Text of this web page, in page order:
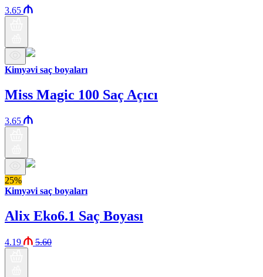
3.65
Kimyəvi saç boyaları
Miss Magic 100 Saç Açıcı
3.65
25%
Kimyəvi saç boyaları
Alix Eko6.1 Saç Boyası
4.19 5.60